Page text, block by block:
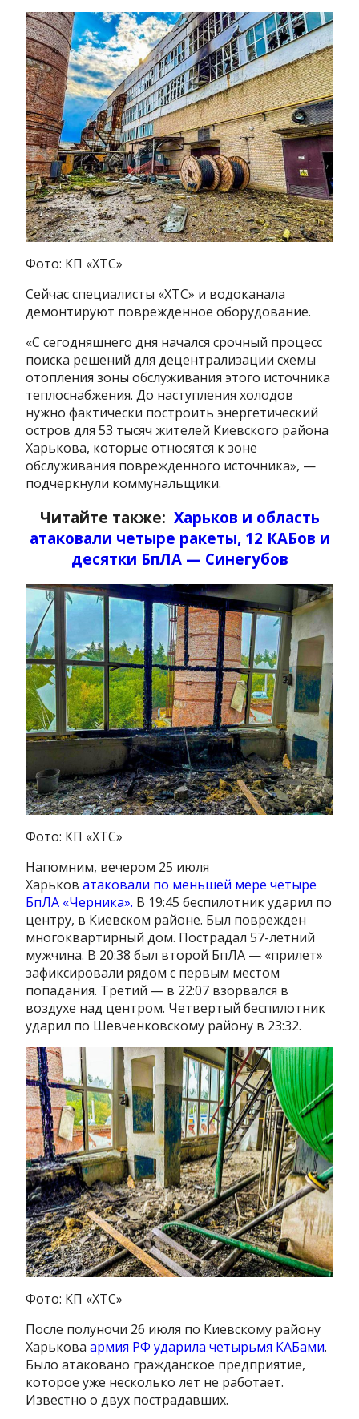
Фото: КП «ХТС»
Сейчас специалисты «ХТС» и водоканала
демонтируют поврежденное оборудование.
«С сегодняшнего дня начался срочный процесс
поиска решений для децентрализации схемы
отопления зоны обслуживания этого источника
теплоснабжения. До наступления холодов
нужно фактически построить энергетический
остров для 53 тысяч жителей Киевского района
Харькова, которые относятся к зоне
обслуживания поврежденного источника», —
подчеркнули коммунальщики.
Читайте также: Харьков и область
атаковали четыре ракеты, 12 КАБов и
десятки БпЛА — Синегубов
Фото: КП «ХТС»
Напомним, вечером 25 июля
Харьковатаковали по меньшей мере четыре
БпЛА «Черника». В 19:45 беспилотник ударил по
центру, в Киевском районе. Был поврежден
многоквартирный дом. Пострадал 57-летний
мужчина. В 20:38 был второй БпЛА — «прилет»
зафиксировали рядом с первым местом
попадания. Третий — в 22:07 взорвался в
воздухе над центром. Четвертый беспилотник
ударил по Шевченковскому району в 23:32.
Фото: КП «ХТС»
После полуночи 26 июля по Киевскому району
Харьковаармия РФ ударила четырьмя КАБами.
Было атаковано гражданское предприятие,
которое уже несколько лет не работает.
Известно о двух пострадавших.